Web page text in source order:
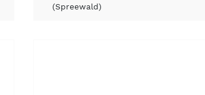
(Spreewald)